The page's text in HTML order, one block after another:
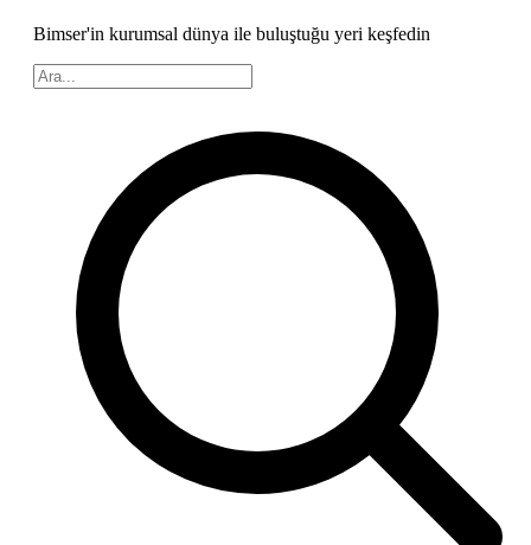
Bimser'in kurumsal dünya ile buluştuğu yeri keşfedin